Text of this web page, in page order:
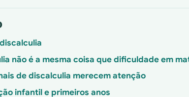
não é a mesma coisa que dificuldade em
de discalculia merecem atenção
infantil e primeiros anos